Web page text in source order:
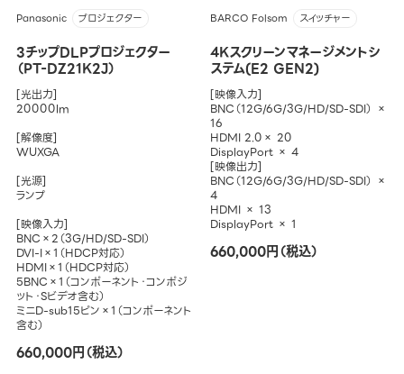
Panasonic プロジェクター
3チップDLPプロジェクター
（PT-DZ21K2J）
[光出力]
20000lm
[解像度]
WUXGA
[光源]
ランプ
[映像入力]
BNC×2（3G/HD/SD-SDI）
DVI-I×1（HDCP対応）
HDMI×1（HDCP対応）
5BNC×1（コンポーネント・コンポジ
ット・Sビデオ含む）
ミニD-sub15ピン×1（コンポーネント
含む）
660,000円（税込）
BARCO Folsom スイッチャー
4Kスクリーンマネージメントシ
ステム(E2 GEN2)
[映像入力]
BNC（12G/6G/3G/HD/SD-SDI） ×
16
HDMI 2.0× 20
DisplayPort × 4
[映像出力]
BNC（12G/6G/3G/HD/SD-SDI） ×
4
HDMI × 13
DisplayPort × 1
660,000円（税込）